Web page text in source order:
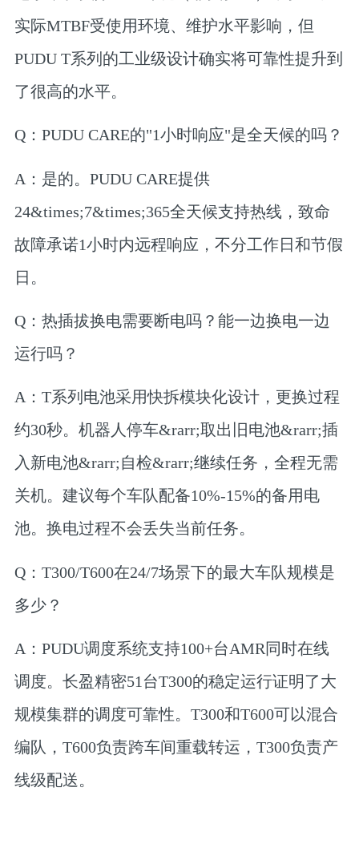
实际MTBF受使用环境、维护水平影响，但
PUDU T系列的工业级设计确实将可靠性提升到
了很高的水平。
Q：PUDU CARE的"1小时响应"是全天候的吗？
A： 是的。PUDU CARE提供
24&times;7&times;365全天候支持热线，致命
故障承诺1小时内远程响应，不分工作日和节假
日。
Q：热插拔换电需要断电吗？能一边换电一边
运行吗？
A： T系列电池采用快拆模块化设计，更换过程
约30秒。机器人停车&rarr;取出旧电池&rarr;插
入新电池&rarr;自检&rarr;继续任务，全程无需
关机。建议每个车队配备10%-15%的备用电
池。换电过程不会丢失当前任务。
Q：T300/T600在24/7场景下的最大车队规模是
多少？
A： PUDU调度系统支持100+台AMR同时在线
调度。长盈精密51台T300的稳定运行证明了大
规模集群的调度可靠性。T300和T600可以混合
编队，T600负责跨车间重载转运，T300负责产
线级配送。